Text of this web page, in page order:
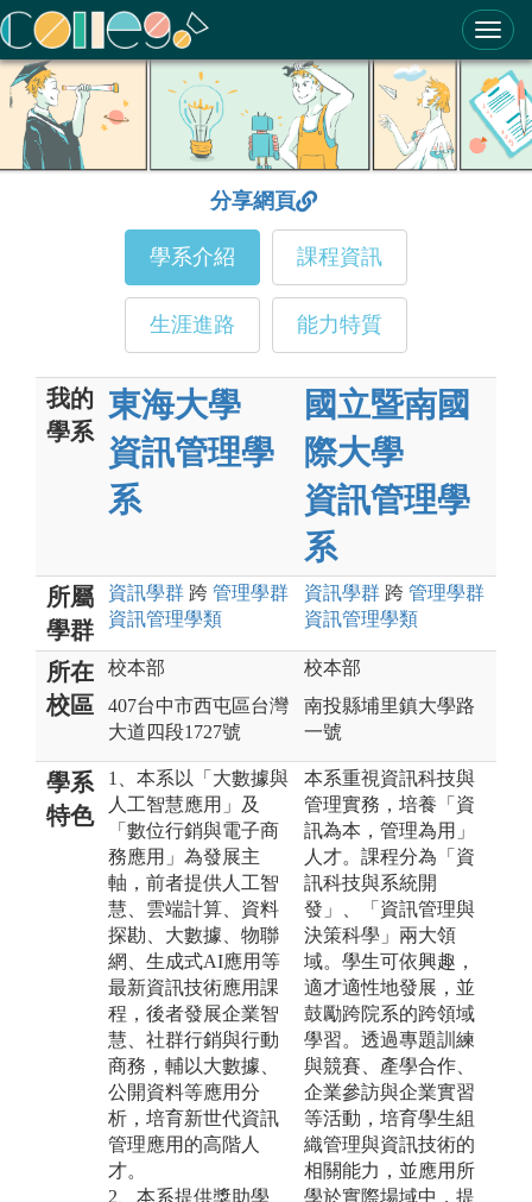
ColleGo! 大學選才與高中育才輔助系統
分享網頁
學系介紹 課程資訊
生涯進路 能力特質
我的
學系
東海大學
資訊管理學
系
國立暨南國
際大學
資訊管理學
系
所屬
學群
資訊學群 跨 管理學群
資訊管理學類
資訊學群 跨 管理學群
資訊管理學類
所在
校區
校本部
407台中市西屯區台灣
大道四段1727號
校本部
南投縣埔里鎮大學路
一號
學系
特色
1、本系以「大數據與
人工智慧應用」及
「數位行銷與電子商
務應用」為發展主
軸，前者提供人工智
慧、雲端計算、資料
探勘、大數據、物聯
網、生成式AI應用等
最新資訊技術應用課
程，後者發展企業智
慧、社群行銷與行動
商務，輔以大數據、
公開資料等應用分
析，培育新世代資訊
管理應用的高階人
才。
2、本系提供獎助學
本系重視資訊科技與
管理實務，培養「資
訊為本，管理為用」
人才。課程分為「資
訊科技與系統開
發」、「資訊管理與
決策科學」兩大領
域。學生可依興趣，
適才適性地發展，並
鼓勵跨院系的跨領域
學習。透過專題訓練
與競賽、產學合作、
企業參訪與企業實習
等活動，培育學生組
織管理與資訊技術的
相關能力，並應用所
學於實際場域中，提